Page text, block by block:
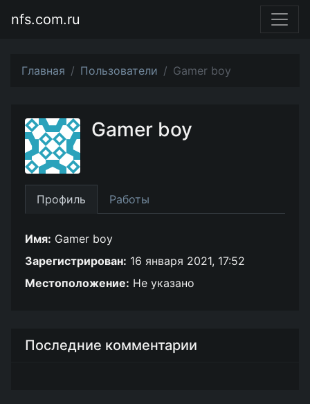
nfs.com.ru
Главная Пользователи Gamer boy
Gamer boy
Профиль Работы
Имя: Gamer boy
Зарегистрирован: 16 января 2021, 17:52
Местоположение: Не указано
Последние комментарии